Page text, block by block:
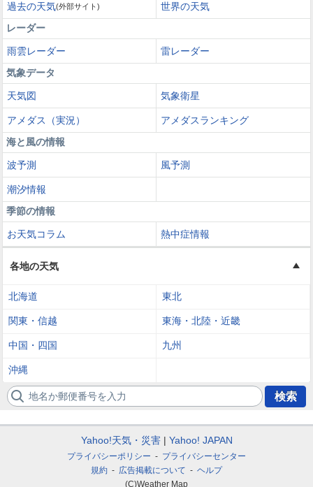
過去の天気(外部サイト)
世界の天気
レーダー
雨雲レーダー
雷レーダー
気象データ
天気図 気象衛星
アメダス（実況）
アメダスランキング
海と風の情報
波予測 風予測
潮汐情報
季節の情報
お天気コラム 熱中症情報
各地の天気
北海道 東北
関東・信越 東海・北陸・近畿
中国・四国 九州
沖縄
地名か郵便番号を入力 検索
Yahoo!天気・災害 Yahoo! JAPAN
プライバシーポリシー
プライバシーセンター
規約
広告掲載について
ヘルプ
(C)Weather Map